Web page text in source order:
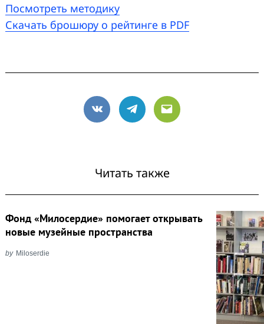
Посмотреть методику
Скачать брошюру о рейтинге в PDF
VK Telegram
Email
Читать также
Фонд «Милосердие» помогает открывать
новые музейные пространства
by Miloserdie